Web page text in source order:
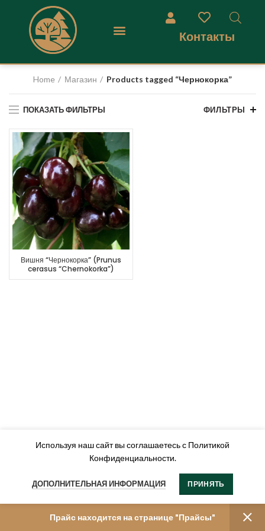
Контакты
Home Магазин Products tagged “Чернокорка”
ПОКАЗАТЬ ФИЛЬТРЫ ФИЛЬТРЫ
Вишня “Чернокорка” (Prunus
cerasus “Chernokorka”)
Прайс находится на странице "Прайсы"
Используя наш сайт вы соглашаетесь с Политикой
Конфиденциальности.
ДОПОЛНИТЕЛЬНАЯ ИНФОРМАЦИЯ ПРИНЯТЬ